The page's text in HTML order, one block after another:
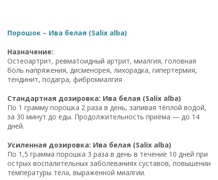
Порошок – Ива белая (Salix alba)
Назначение:
Остеоартрит, ревматоидный артрит, миалгия, головная
боль напряжения, дисменорея, лихорадка, гипертермия,
тендинит, подагра, фибромиалгия
Стандартная дозировка: Ива белая (Salix alba)
По 1 грамму порошка 2 раза в день, запивая тёплой водой,
за 30 минут до еды. Продолжительность приёма — до 14
дней.
Усиленная дозировка: Ива белая (Salix alba)
По 1,5 грамма порошка 3 раза в день в течение 10 дней при
острых воспалительных заболеваниях суставов, повышении
температуры тела, выраженной миалгии.